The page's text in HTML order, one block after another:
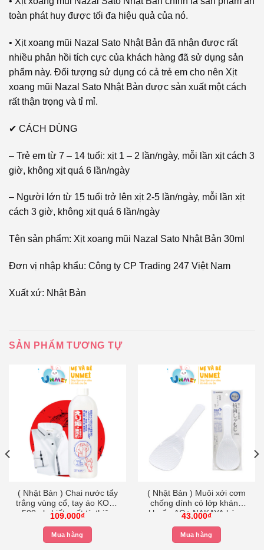
toàn phát huy được tối đa hiệu quả của nó.
• Xịt xoang mũi Nazal Sato Nhật Bản đã nhận được rất
nhiều phản hồi tích cực của khách hàng đã sử dụng sản
phẩm này. Đối tượng sử dụng có cả trẻ em cho nên Xịt
xoang mũi Nazal Sato Nhật Bản được sản xuất một cách
rất thận trọng và tỉ mỉ.
✔ CÁCH DÙNG
– Trẻ em từ 7 – 14 tuổi: xịt 1 – 2 lần/ngày, mỗi lần xịt cách 3
giờ, không xịt quá 6 lần/ngày
– Người lớn từ 15 tuổi trở lên xịt 2-5 lần/ngày, mỗi lần xịt
cách 3 giờ, không xịt quá 6 lần/ngày
Tên sản phẩm: Xịt xoang mũi Nazal Sato Nhật Bản 30ml
Đơn vị nhập khẩu: Công ty CP Trading 247 Việt Nam
Xuất xứ: Nhật Bản
SẢN PHẨM TƯƠNG TỰ
( Nhật Bản ) Chai nước tẩy
trắng vùng cổ, tay áo KOSE
500ml chiết xuất từ thiên
Kokubo
109.000₫
Mua hàng
( Nhật Bản ) Muôi xới cơm
chống dính có lớp kháng
khuẩn AG+ NAKAYA hàng
43.000₫
Mua hàng